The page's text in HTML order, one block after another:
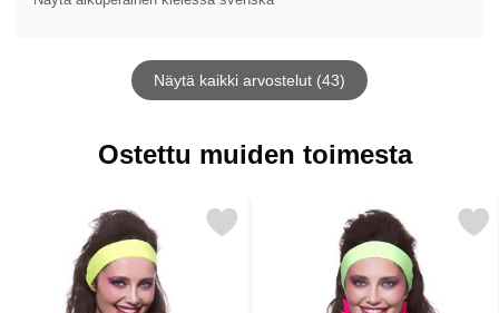
Näytä kaikki arvostelut (43)
Ostettu muiden toimesta
Merkitse 80-luvun Otsapanta Neon Keltainen suosikiksi
Merkitse 80-luvun